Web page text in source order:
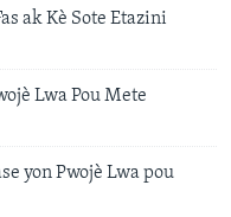
ak Kè Sote Etazini
Lwa Pou Mete
yon Pwojè Lwa pou